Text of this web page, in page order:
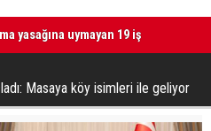
yasağına uymayan 19 iş
Masaya köy isimleri ile geliyor